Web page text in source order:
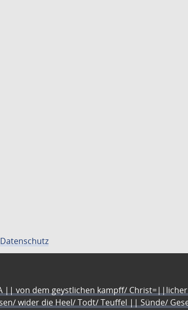
Datenschutz
|| von dem geystlichen kampff/
wider die Heel/ Todt/ Teuffel || Sünde/